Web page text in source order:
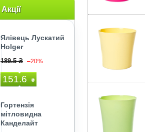
Акції
Ялівець Лускатий
Holger
189.5 ₴ –20%
151.6 ₴
Гортензія
мітловидна
Канделайт